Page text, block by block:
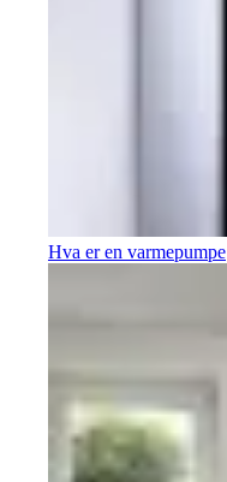
Hva er en varmepumpe